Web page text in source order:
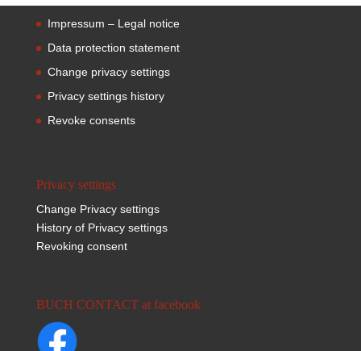
Impressum – Legal notice
Data protection statement
Change privacy settings
Privacy settings history
Revoke consents
Privacy settings
Change Privacy settings
History of Privacy settings
Revoking consent
BUCH CONTACT at facebook